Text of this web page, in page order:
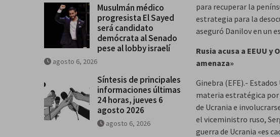
para recuperar la
estrategia para la
aseguró Danilov en un
Rusia acusa a EEUU y
amenaza»
Ginebra (EFE).-
materia estratégica
de Ucrania e
el viceministro ruso,
guerra de Ucrania «es
Musulmán médico
progresista El Sayed
será candidato
demócrata al Senado
pese al lobby israelí
agosto 6, 2026
Síntesis de principales
informaciones últimas
24 horas, jueves 6
agosto 2026
agosto 6, 2026